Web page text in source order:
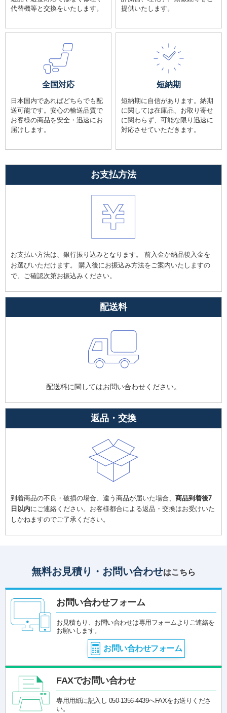
代替機等と交換をいたします。
提供いたします。
全国対応
日本国内であればどちらでも配
送可能です。安心の輸送品質で
お客様の商品を安全・迅速にお
届けします。
短納期
短納期に自信があります。納期
に関しては在庫品、お取り寄せ
に関わらず、可能な限り迅速に
対応させていただきます。
お支払方法
お支払い方法は、銀行振り込みとなります。 前入金か納品後入金を
お選びいただけます。 購入後にお振込み方法をご案内いたしますの
で、ご確認次第お振込みください。
配送料
配送料に関してはお問い合わせください。
返品・交換
到着商品の不良・破損の場合、違う商品が届いた場合、 商品到着後7
日以内にご連絡ください。お客様都合による返品・交換はお受けいた
しかねますのでご了承ください。
無料お見積り・お問い合わせはこちら
お問い合わせフォーム
お見積もり、お問い合わせは専用フォームよりご連絡を
お願いします。
お問い合わせフォーム
FAXでお問い合わせ
専用用紙に記入し 050-1356-4439へFAXをお送りくださ
い。